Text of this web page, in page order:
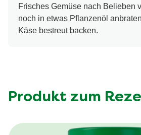
Frisches Gemüse nach Belieben
noch in etwas Pflanzenöl
Käse bestreut backen.
Produkt zum